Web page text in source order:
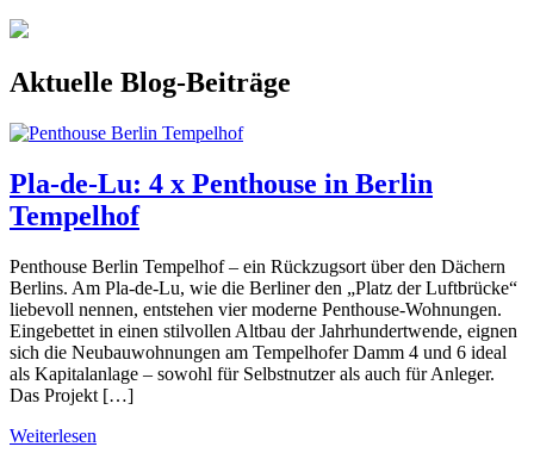
Aktuelle Blog-Beiträge
Pla-de-Lu: 4 x Penthouse in Berlin
Tempelhof
Penthouse Berlin Tempelhof – ein Rückzugsort über den Dächern
Berlins. Am Pla-de-Lu, wie die Berliner den „Platz der Luftbrücke“
liebevoll nennen, entstehen vier moderne Penthouse-Wohnungen.
Eingebettet in einen stilvollen Altbau der Jahrhundertwende, eignen
sich die Neubauwohnungen am Tempelhofer Damm 4 und 6 ideal
als Kapitalanlage – sowohl für Selbstnutzer als auch für Anleger.
Das Projekt […]
Weiterlesen